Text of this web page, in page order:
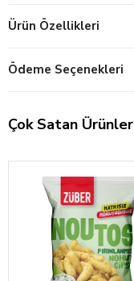
Ürün Özellikleri
Ödeme Seçenekleri
Çok Satan Ürünler